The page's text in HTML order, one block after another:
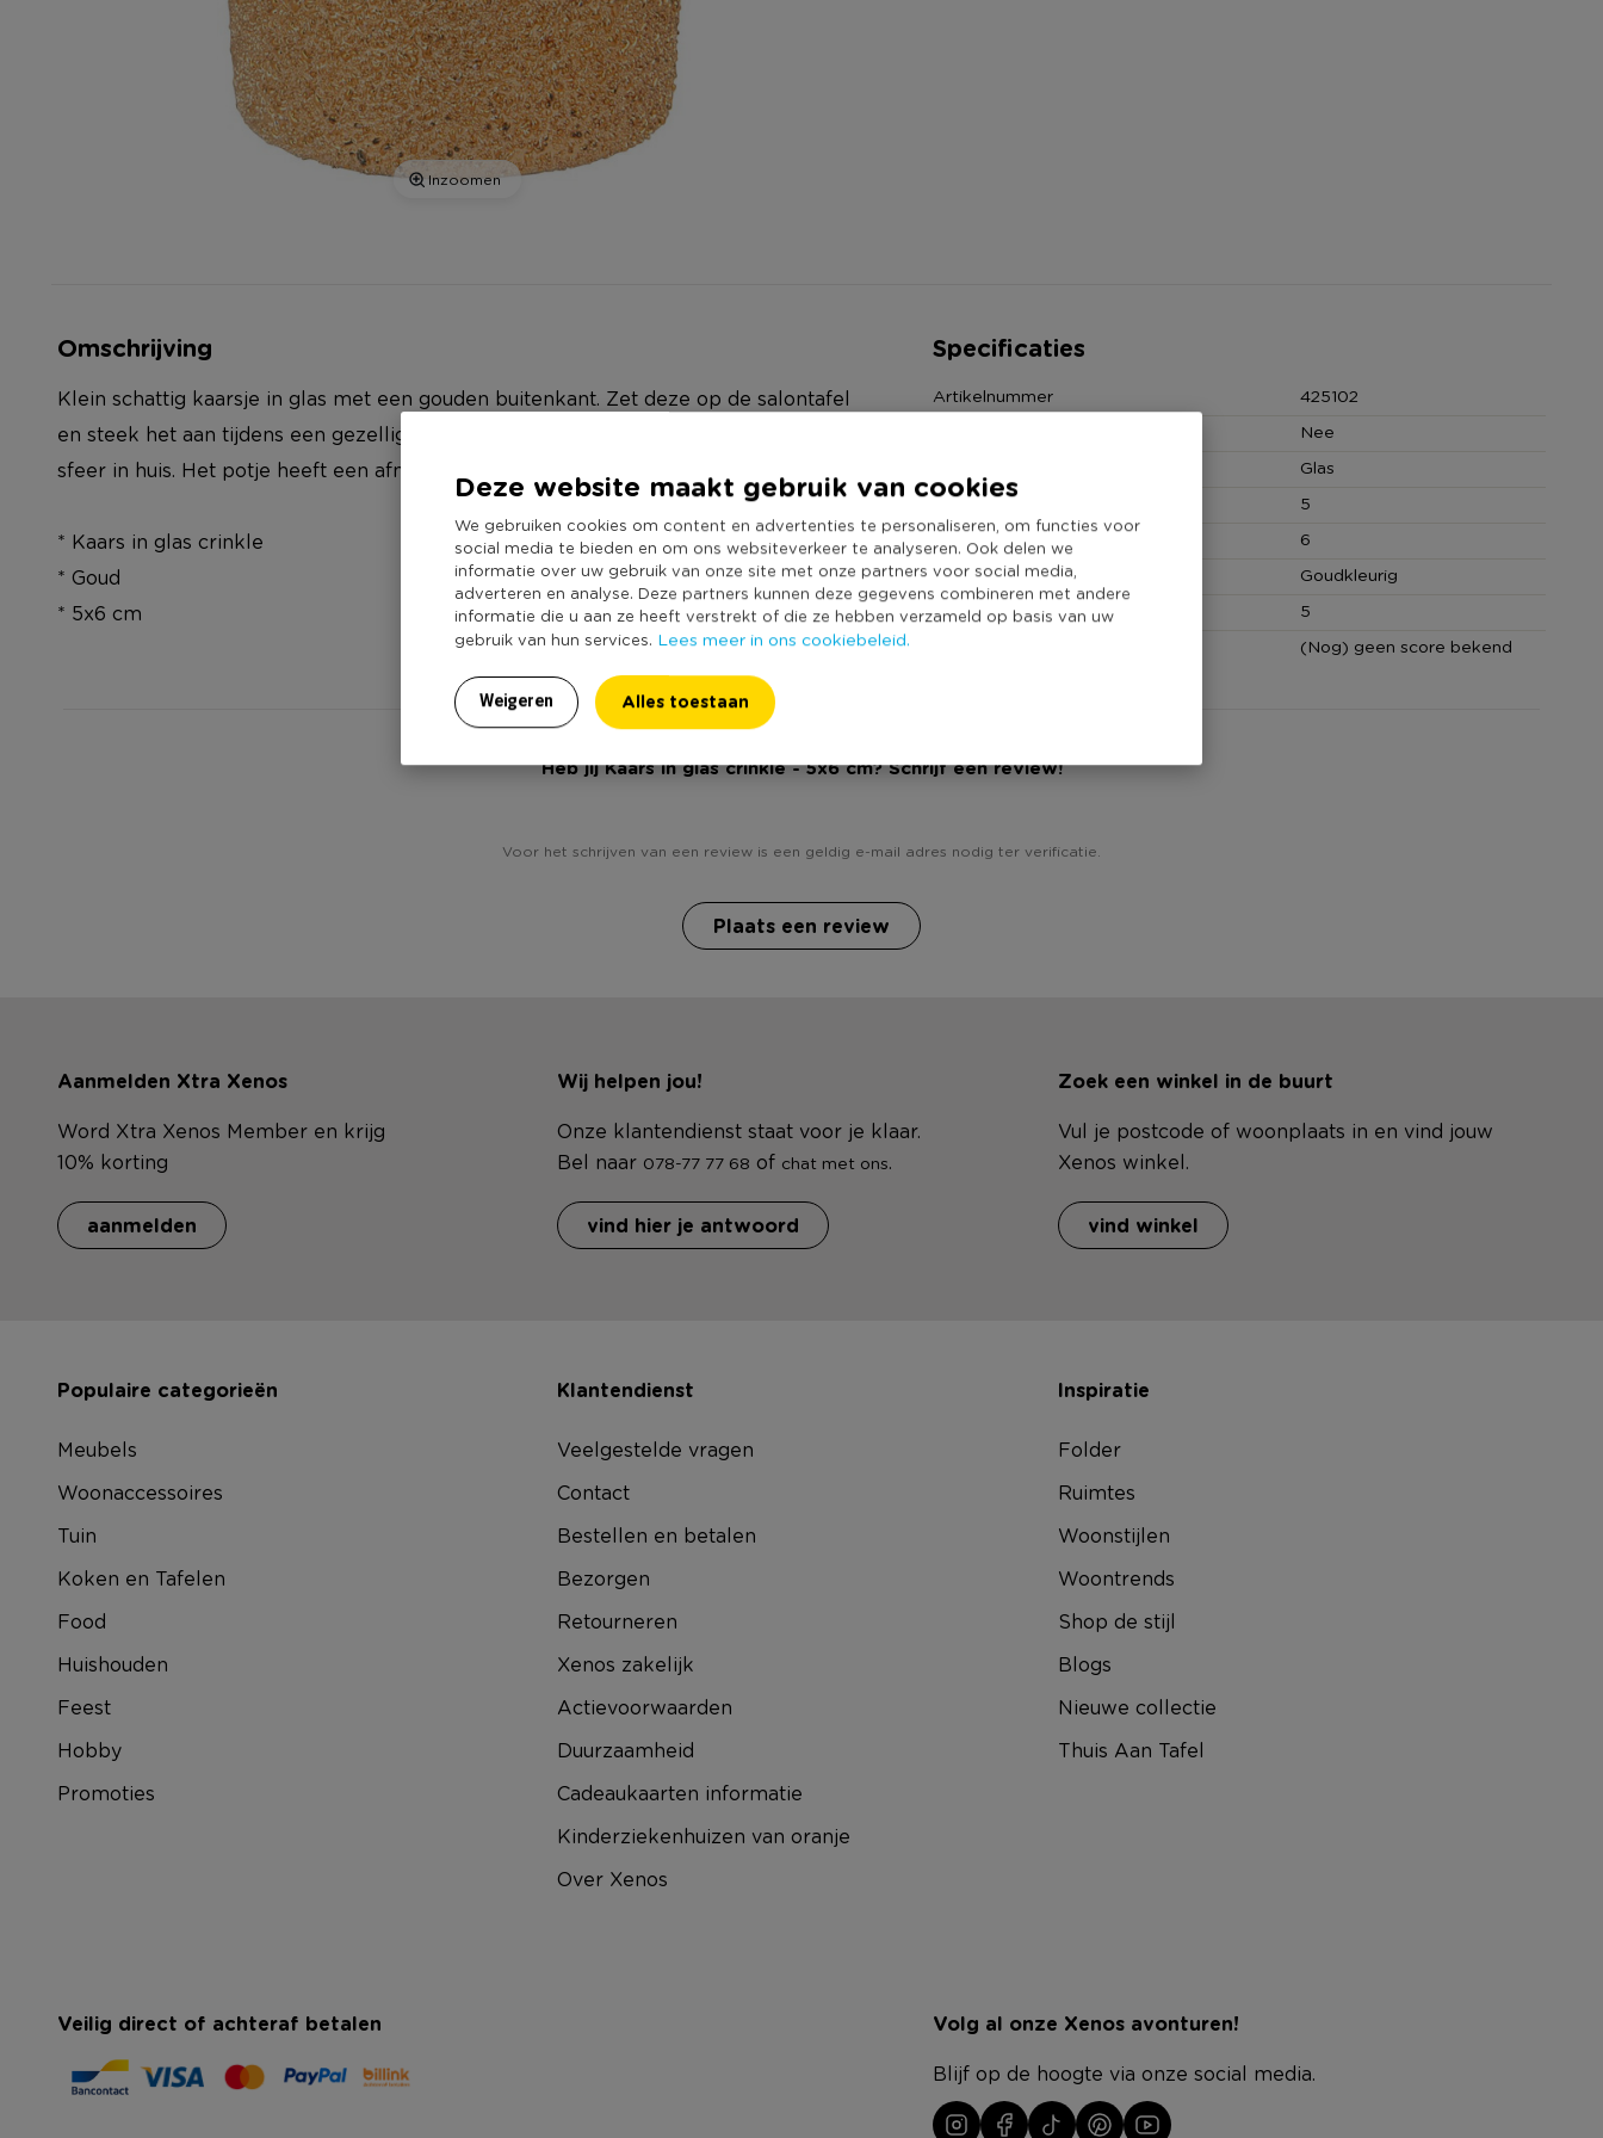
Deze website maakt gebruik van cookies
We gebruiken cookies om content en advertenties te personaliseren, om functies voor
social media te bieden en om ons websiteverkeer te analyseren. Ook delen we
informatie over uw gebruik van onze site met onze partners voor social media,
adverteren en analyse. Deze partners kunnen deze gegevens combineren met andere
informatie die u aan ze heeft verstrekt of die ze hebben verzameld op basis van uw
gebruik van hun services. Lees meer in ons cookiebeleid.
Weigeren Alles toestaan
Inzoomen
Omschrijving
Klein schattig kaarsje in glas met een gouden buitenkant. Zet deze op de salontafel
en steek het aan tijdens een gezellige filmavond. Zo creëer je een romantische
sfeer in huis. Het potje heeft een afmeting van 5x6 cm.
* Kaars in glas crinkle
* Goud
* 5x6 cm
Specificaties
Artikelnummer
425102
Nee
Glas
Diameter (cm)
5
Producthoogte (cm)
6
Kleur
Goudkleurig
Minimale bestelhoeveelheid
5
(Nog) geen score bekend
Heb jij Kaars in glas crinkle - 5x6 cm? Schrijf een review!
Voor het schrijven van een review is een geldig e-mail adres nodig ter verificatie.
Plaats een review
Aanmelden Xtra Xenos
Word Xtra Xenos Member en krijg
10% korting
aanmelden
Wij helpen jou!
Onze klantendienst staat voor je klaar.
Bel naar 078-77 77 68 of chat met ons.
vind hier je antwoord
Zoek een winkel in de buurt
Vul je postcode of woonplaats in en vind jouw
Xenos winkel.
vind winkel
Populaire categorieën
Meubels
Woonaccessoires
Tuin
Koken en Tafelen
Food
Huishouden
Feest
Hobby
Promoties
Klantendienst
Veelgestelde vragen
Contact
Bestellen en betalen
Bezorgen
Retourneren
Xenos zakelijk
Actievoorwaarden
Duurzaamheid
Cadeaukaarten informatie
Kinderziekenhuizen van oranje
Over Xenos
Inspiratie
Folder
Ruimtes
Woonstijlen
Woontrends
Shop de stijl
Blogs
Nieuwe collectie
Thuis Aan Tafel
Veilig direct of achteraf betalen Volg al onze Xenos avonturen!
Blijf op de hoogte via onze social media.